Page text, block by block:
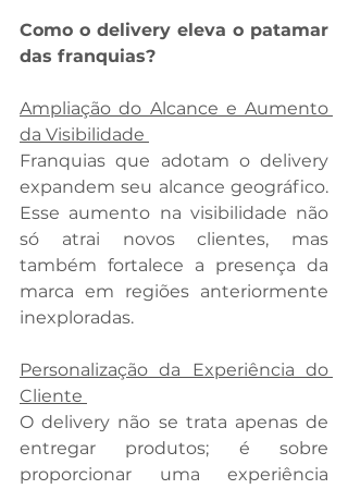
Como o delivery eleva o patamar
das franquias?
Ampliação do Alcance e Aumento
da Visibilidade
Franquias que adotam o delivery
expandem seu alcance geográfico.
Esse aumento na visibilidade não
só atrai novos clientes, mas
também fortalece a presença da
marca em regiões anteriormente
inexploradas.
Personalização da Experiência do
Cliente
O delivery não se trata apenas de
entregar produtos; é sobre
proporcionar uma experiência